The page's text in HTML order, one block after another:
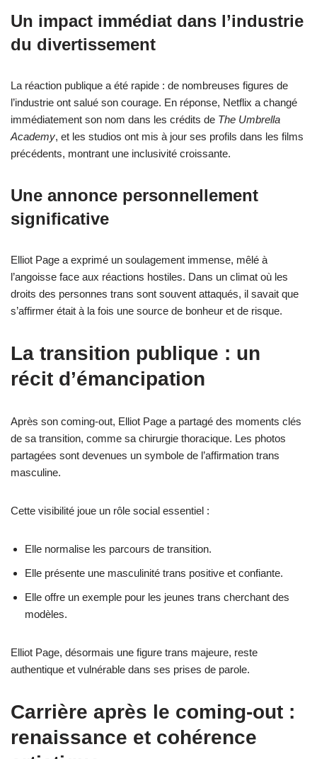
Un impact immédiat dans l’industrie
du divertissement
La réaction publique a été rapide : de nombreuses figures de
l’industrie ont salué son courage. En réponse, Netflix a changé
immédiatement son nom dans les crédits de The Umbrella
Academy, et les studios ont mis à jour ses profils dans les films
précédents, montrant une inclusivité croissante.
Une annonce personnellement
significative
Elliot Page a exprimé un soulagement immense, mêlé à
l’angoisse face aux réactions hostiles. Dans un climat où les
droits des personnes trans sont souvent attaqués, il savait que
s’affirmer était à la fois une source de bonheur et de risque.
La transition publique : un
récit d’émancipation
Après son coming-out, Elliot Page a partagé des moments clés
de sa transition, comme sa chirurgie thoracique. Les photos
partagées sont devenues un symbole de l’affirmation trans
masculine.
Cette visibilité joue un rôle social essentiel :
Elle normalise les parcours de transition.
Elle présente une masculinité trans positive et confiante.
Elle offre un exemple pour les jeunes trans cherchant des
modèles.
Elliot Page, désormais une figure trans majeure, reste
authentique et vulnérable dans ses prises de parole.
Carrière après le coming-out :
renaissance et cohérence